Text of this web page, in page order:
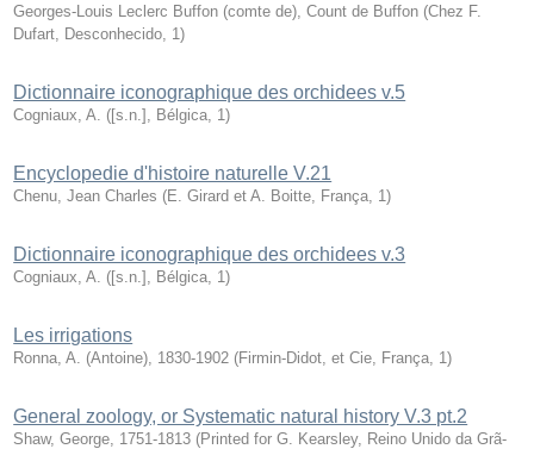
Georges-Louis Leclerc Buffon (comte de), Count de Buffon (Chez F.
Dufart, Desconhecido 1)
Dictionnaire iconographique des orchidees v.5
Cogniaux, A. ([s.n.], Bélgica 1)
Encyclopedie d'histoire naturelle V.21
Chenu, Jean Charles (E. Girard et A. Boitte, França 1)
Dictionnaire iconographique des orchidees v.3
Cogniaux, A. ([s.n.], Bélgica 1)
Les irrigations
Ronna, A. (Antoine), 1830-1902 (Firmin-Didot, et Cie, França 1)
General zoology, or Systematic natural history V.3 pt.2
Shaw, George, 1751-1813 (Printed for G. Kearsley, Reino Unido da Grã-